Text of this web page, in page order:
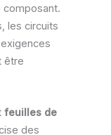
composant.
les circuits
être
feuilles de
des